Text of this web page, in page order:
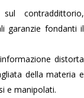
contraddittorio,
garanzie fondanti il
distorta
della materia e
e manipolati.